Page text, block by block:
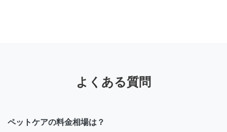
よくある質問
ペットケアの料金相場は？